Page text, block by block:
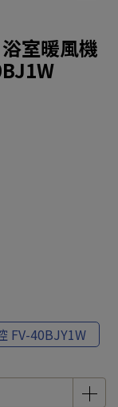
室暖風機
FV-40BJY1W